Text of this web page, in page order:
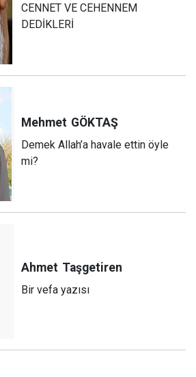
CENNET VE CEHENNEM
DEDİKLERİ
Mehmet GÖKTAŞ
Demek Allah’a havale ettin öyle
mi?
Ahmet Taşgetiren
Bir vefa yazısı